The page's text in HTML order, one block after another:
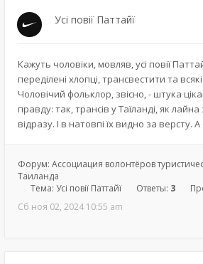
Усі повії Паттайї
Кажуть чоловіки, мовляв, усі повії
переділені хлопці, трансвестити та
Чоловічий фольклор, звісно, - штука
правду: так, трансів у Таїланді, як
відразу. І в натовпі їх видно за версту. А
Форум: Ассоциация волонтёров
Таиланда
Тема: Усі повії Паттайї Ответы: 3
Сб ноя 02, 2024 10:55 am